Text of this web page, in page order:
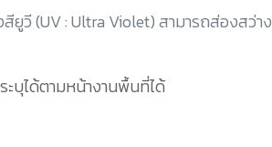
ยูวี (UV : Ultra Violet) สามารถส่องสว่าง
ะบุได้ตามหน้างานพื้นที่ได้